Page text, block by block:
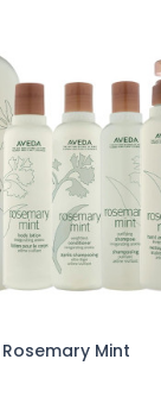
Rosemary Mint